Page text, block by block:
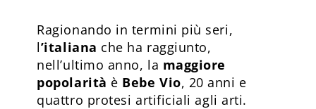
Ragionando in termini più seri,
l’italiana che ha raggiunto,
nell’ultimo anno, la maggiore
popolarità è Bebe Vio, 20 anni e
quattro protesi artificiali agli arti.